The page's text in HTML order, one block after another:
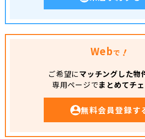
Webで！
ご希望にマッチングした物
専用ページでまとめてチェ
無料会員登録す